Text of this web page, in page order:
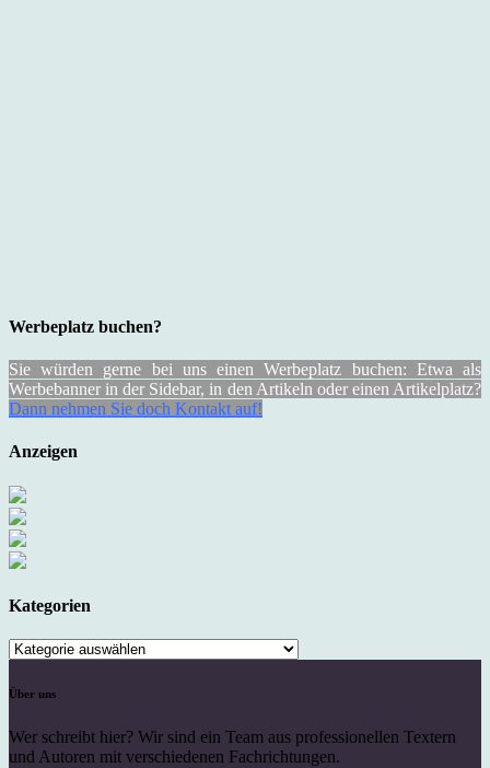
Werbeplatz buchen?
Sie würden gerne bei uns einen Werbeplatz buchen: Etwa als
Werbebanner in der Sidebar, in den Artikeln oder einen Artikelplatz?
Dann nehmen Sie doch Kontakt auf!
Anzeigen
Kategorien
Kategorien
Über uns
Wer schreibt hier? Wir sind ein Team aus professionellen Textern
und Autoren mit verschiedenen Fachrichtungen.